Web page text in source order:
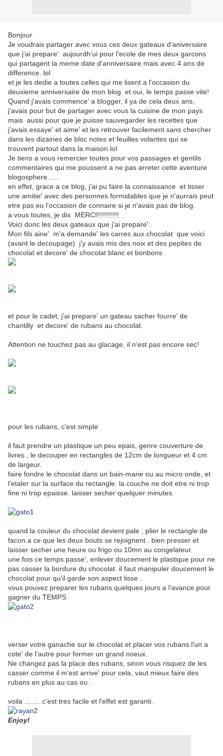
Bonjour
Je voudrais partager avec vous ces deux gateaux d'aniversaire
que j'ai prepare' aujourdh'ui pour l'ecole de mes deux garcons
qui partagent la meme date d'anniversaire mais avec 4 ans de
difference. lol
et je les dedie a toutes celles qui me lisent a l'occasion du
deuxieme anniversaire de mon blog. et oui, le temps passe vite!
Quand j'avais commence' a blogger, il ya de cela deux ans,
j'avais pour but de partager avec vous la cuisine de mon pays
mais aussi pour que je puisse sauvegarder les recettes que
j'avais essaye' et aime' et les retrouver facilement sans chercher
dans les dizaines de bloc notes et feuilles volantes qui se
trouvent partout dans la maison.lol
Je tiens a vous remercier toutes pour vos passages et gentils
commentaires qui me poussent a ne pas arreter cette aventure
blogosphere......
en effet, grace a ce blog, j'ai pu faire la connaissance et tisser
une amitie' avec des personnes formidables que je n'aurrais peut
etre pas eu l'occasion de connaire si je n'avais pas de blog.
a vous toutes, je dis MERCI!!!!!!!!!!!
Voici donc les deux gateaux que j'ai prepare':
Mon fils aine' m'a demande' les carres aux chocolat que voici
(avant le decoupage) j'y avais mis des noix et des pepites de
chocolat et decore' de chocolat blanc et bonbons
et pour le cadet, j'ai prepare' un gateau sacher fourre' de
chantilly et decore' de rubans au chocolat.
Attention ne touchez pas au glacage, il n'est pas encore sec!
pour les rubans, c'est simple
il faut prendre un plastique un peu epais, genre couverture de
livres , le decouper en rectangles de 12cm de longueur et 4 cm
de largeur.
faire fondre le chocolat dans un bain-marie ou au micro onde, et
l'etaler sur la surface du rectangle. la couche ne doit etre ni trop
fine ni trop epaisse. laisser secher quelquer minutes.
quand la couleur du chocolat devient pale , plier le rectangle de
facon a ce que les deux bouts se rejoignent . bien presser et
laisser secher une heure ou frigo ou 10mn au congelateur.
une fois ce temps passe', enlever doucement le plastique pour ne
pas casser la bordure du chocolat. il faut manipuler doucement le
chocolat pour qu'il garde son aspect lisse .
vous pouvez preparer les rubans quelques jours a l'avance pour
gagner du TEMPS
verser votre ganache sur le chocolat et placer vos rubans l'un a
cote' de l'autre pour former un grand noeux.
Ne changez pas la place des rubans, sinon vous risquez de les
casser comme il m'est arrive' pour cela, vaut mieux faire des
rubans en plus au cas ou .
voila .........c'est tres facile et l'effet est garanti.
Enjoy!